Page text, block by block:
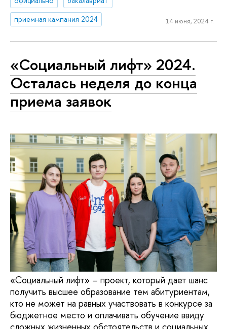
приемная кампания 2024
14 июня, 2024 г.
«Социальный лифт» 2024.
Осталась неделя до конца
приема заявок
«Социальный лифт» – проект, который дает шанс
получить высшее образование тем абитуриентам,
кто не может на равных участвовать в конкурсе за
бюджетное место и оплачивать обучение ввиду